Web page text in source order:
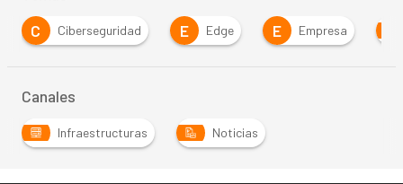
C
Ciberseguridad E Edge E Empresa
Canales
Infraestructuras Noticias